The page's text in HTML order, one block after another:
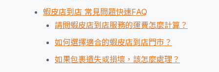
蝦皮店到店 常見問題快速FAQ
請問蝦皮店到店服務的運費怎麼計算？
如何選擇適合的蝦皮店到店門市？
如果包裹遺失或損壞，該怎麼處理？